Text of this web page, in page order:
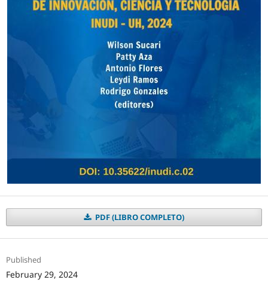
PDF (LIBRO COMPLETO)
Published
February 29, 2024